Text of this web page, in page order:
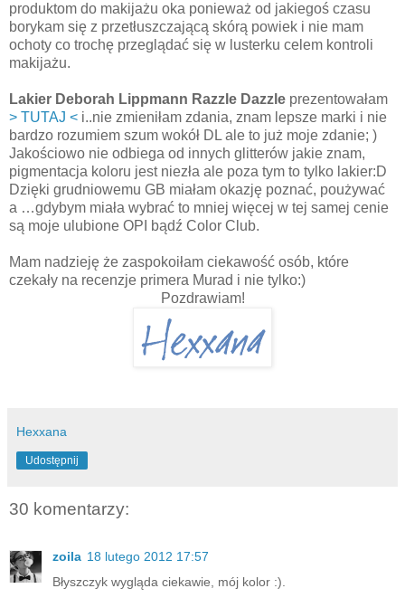
produktom do makijażu oka ponieważ od jakiegoś czasu
borykam się z przetłuszczającą skórą powiek i nie mam
ochoty co trochę przeglądać się w lusterku celem kontroli
makijażu.
Lakier Deborah Lippmann Razzle Dazzle prezentowałam
> TUTAJ < i..nie zmieniłam zdania, znam lepsze marki i nie
bardzo rozumiem szum wokół DL ale to już moje zdanie; )
Jakościowo nie odbiega od innych glitterów jakie znam,
pigmentacja koloru jest niezła ale poza tym to tylko lakier:D
Dzięki grudniowemu GB miałam okazję poznać, poużywać
a …gdybym miała wybrać to mniej więcej w tej samej cenie
są moje ulubione OPI bądź Color Club.
Mam nadzieję że zaspokoiłam ciekawość osób, które
czekały na recenzje primera Murad i nie tylko:)
Pozdrawiam!
Hexxana
Udostępnij
30 komentarzy:
zoila 18 lutego 2012 17:57
Błyszczyk wygląda ciekawie, mój kolor :).